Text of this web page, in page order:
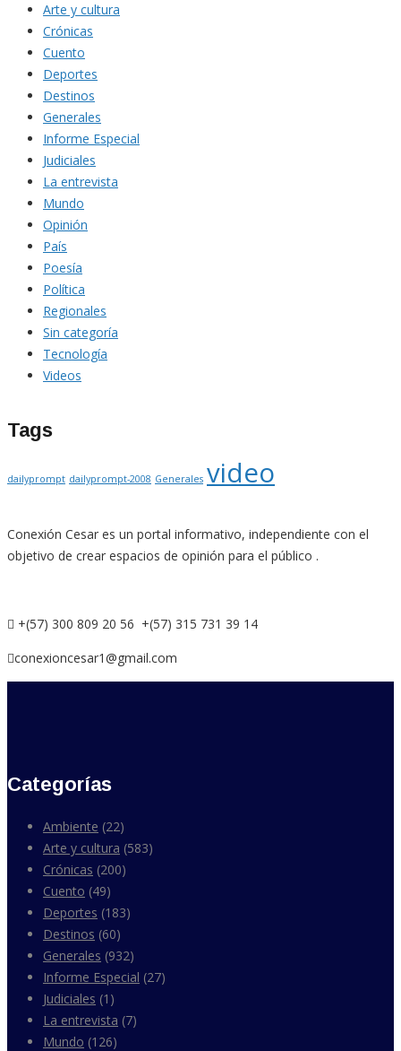
Arte y cultura
Crónicas
Cuento
Deportes
Destinos
Generales
Informe Especial
Judiciales
La entrevista
Mundo
Opinión
País
Poesía
Política
Regionales
Sin categoría
Tecnología
Videos
Tags
dailyprompt dailyprompt-2008 Generales video
Conexión Cesar es un portal informativo, independiente con el
objetivo de crear espacios de opinión para el público .
+(57) 300 809 20 56 +(57) 315 731 39 14
conexioncesar1@gmail.com
Categorías
Ambiente (22)
Arte y cultura (583)
Crónicas (200)
Cuento (49)
Deportes (183)
Destinos (60)
Generales (932)
Informe Especial (27)
Judiciales (1)
La entrevista (7)
Mundo (126)